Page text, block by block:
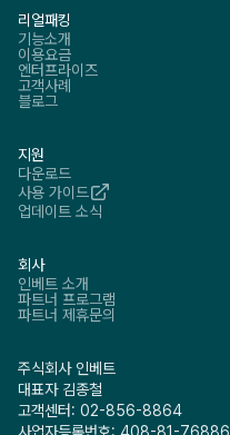
리얼패킹
기능소개
이용요금
엔터프라이즈
고객사례
블로그
지원
다운로드
사용 가이드
업데이트 소식
회사
인베트 소개
파트너 프로그램
파트너 제휴문의
주식회사 인베트
대표자 김종철
고객센터: 02-856-8864